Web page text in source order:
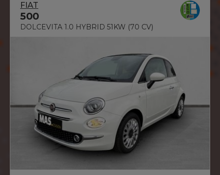
FIAT
500
DOLCEVITA 1.0 HYBRID 51KW (70 CV)